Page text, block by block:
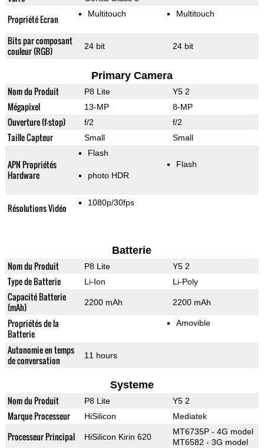
Propriété Ecran Multitouch Multitouch
Bits par composant
couleur (RGB)
24 bit 24 bit
Primary Camera
Nom du Produit P8 Lite Y5 2
Mégapixel 13-MP 8-MP
Ouverture (f-stop) f/2 f/2
Taille Capteur Small Small
APN Propriétés
Hardware
Flash
photo HDR
Flash
Résolutions Vidéo 1080p/30fps
Batterie
Nom du Produit P8 Lite Y5 2
Type de Batterie Li-Ion Li-Poly
Capacité Batterie
(mAh)
2200 mAh 2200 mAh
Propriétés de la
Batterie
Amovible
Autonomie en temps
de conversation
11 hours
Systeme
Nom du Produit P8 Lite Y5 2
Marque Processeur HiSilicon Mediatek
Processeur Principal HiSilicon Kirin 620
MT6735P - 4G model
MT6582 - 3G model